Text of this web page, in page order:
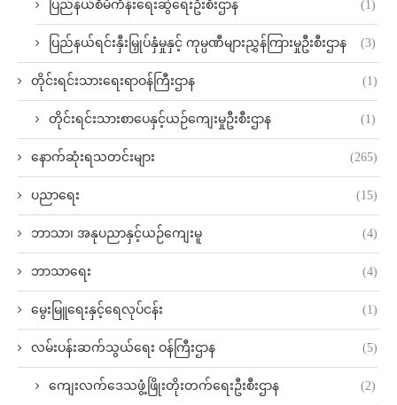
ပြည်နယ်စီမံကိန်းရေးဆွဲရေးဦးစီးဌာန (1)
ပြည်နယ်ရင်းနှီးမြှုပ်နှံမှုနှင့် ကုမ္ပဏီများညွှန်ကြားမှုဦးစီးဌာန (3)
တိုင်းရင်းသားရေးရာဝန်ကြီးဌာန (1)
တိုင်းရင်းသားစာပေနှင့်ယဉ်ကျေးမှုဦးစီးဌာန (1)
နောက်ဆုံးရသတင်းများ (265)
ပညာရေး (15)
ဘာသာ၊ အနုပညာနှင့်ယဉ်ကျေးမူ (4)
ဘာသာရေး (4)
မွေးမြူရေးနှင့်ရေလုပ်ငန်း (1)
လမ်းပန်းဆက်သွယ်‌ရေး ဝန်ကြီးဌာန (5)
ကျေးလက်ဒေသဖွံ့ဖြိုးတိုးတက်ရေးဦးစီးဌာန (2)